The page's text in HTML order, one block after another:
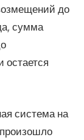
до
сумма
остается
система на